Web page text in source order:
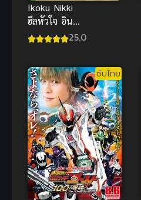
Ikoku Nikki
ฮีลหัวใจ อิน
โทรเวิร์ต ซับ25.0
ซับไทย